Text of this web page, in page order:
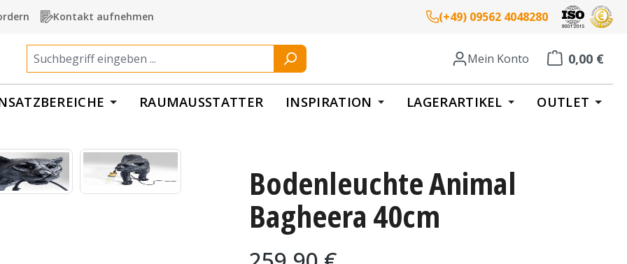
Kontakt aufnehmen (+49) 09562 4048280
Mein Konto 0,00 €
Warenkorb
RAUMAUSSTATTER INSPIRATION LAGERARTIKEL OUTLET
Bodenleuchte Animal
Bagheera 40cm
Regulärer Preis: